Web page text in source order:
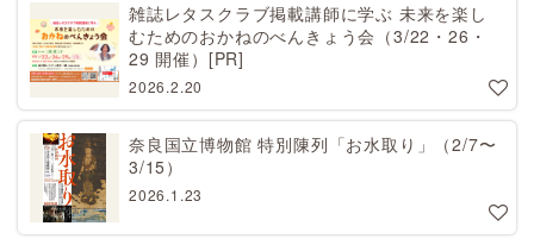
雑誌レタスクラブ掲載講師に学ぶ 未来を楽し
むためのおかねのべんきょう会（3/22・26・
29 開催）[PR]
2026.2.20
奈良国立博物館 特別陳列「お水取り」（2/7〜
3/15）
2026.1.23